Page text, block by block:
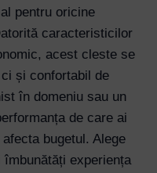
pentru oricine
caracteristicilor
acest cleste se
și confortabil de
în domeniu sau un
de care ai
bugetul. Alege
experiența